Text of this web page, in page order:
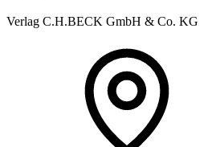
Verlag C.H.BECK GmbH & Co. KG